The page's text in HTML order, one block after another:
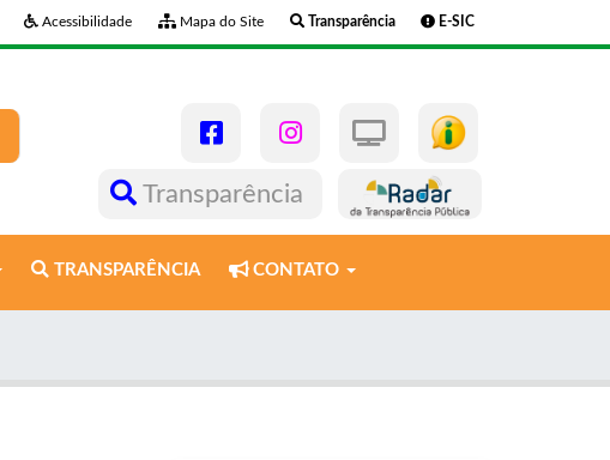
Acessibilidade Mapa do Site Transparência E-SIC
Transparência
TRANSPARÊNCIA CONTATO